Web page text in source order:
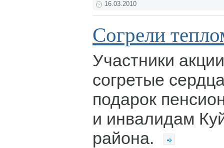
16.03.2010
Согрели
Участники
согретые
подарок
и инвалидам
района.